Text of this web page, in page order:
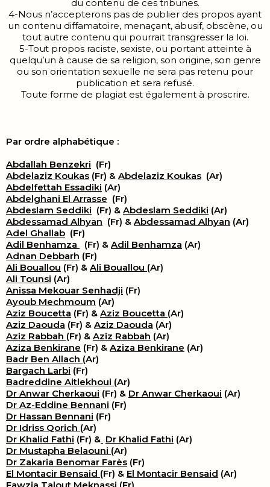
du contenu de ces tribunes.
4-Nous n’accepterons pas de publier des propos ayant
un contenu diffamatoire, menaçant, abusif, obscène, ou
tout autre contenu qui pourrait transgresser la loi.
5-Tout propos raciste, sexiste, ou portant atteinte à
quelqu’un à cause de sa religion, son origine, son genre
ou son orientation sexuelle ne sera pas retenu pour
publication et sera refusé.
Toute forme de plagiat est également à proscrire.
Par ordre alphabétique :
Abdallah Benzekri (Fr)
Abdelaziz Koukas (Fr) & Abdelaziz Koukas (Ar)
Abdelfettah Essadiki (Ar)
Abdelghani El Arrasse (Fr)
Abdeslam Seddiki (Fr) & Abdeslam Seddiki (Ar)
Abdessamad Alhyan (Fr) & Abdessamad Alhyan (Ar)
Adel Ghallab (Fr)
Adil Benhamza
(Fr) & Adil Benhamza (Ar)
Adnan Debbarh (Fr)
Ali Bouallou (Fr) & Ali Bouallou (Ar)
Ali Tounsi (Ar)
Anissa Mekouar Senhadji (Fr)
Ayoub Mechmoum (Ar)
Aziz Boucetta (Fr) & Aziz Boucetta (Ar)
Aziz Daouda (Fr) & Aziz Daouda (Ar)
Aziz Rabbah (Fr) & Aziz Rabbah (Ar)
Aziza Benkirane (Fr) & Aziza Benkirane (Ar)
Badr Ben Allach (Ar)
Bargach Larbi (Fr)
Badreddine Aitlekhoui (Ar)
Dr Anwar Cherkaoui (Fr) & Dr Anwar Cherkaoui (Ar)
Dr Az-Eddine Bennani (Fr)
Dr Hassan Bennani (Fr)
Dr Idriss Qorich (Ar)
Dr Khalid Fathi (Fr) & Dr Khalid Fathi (Ar)
Dr Mustapha Belaouni (Ar)
Dr Zakaria Benomar Farès (Fr)
El Montacir Bensaid (Fr) & El Montacir Bensaid (Ar)